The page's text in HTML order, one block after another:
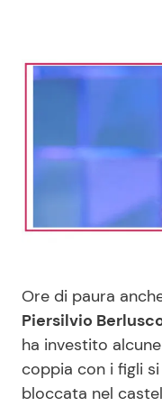
News Musica
Benessere
Casa
Mondo Mamma
News benessere
Ore di paura
Piersilvio
ha investito
coppia con i figli
bloccata nel